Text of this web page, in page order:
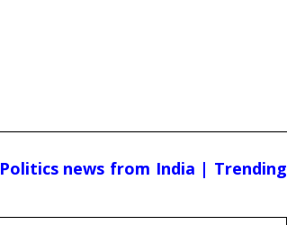
news from India | Trending